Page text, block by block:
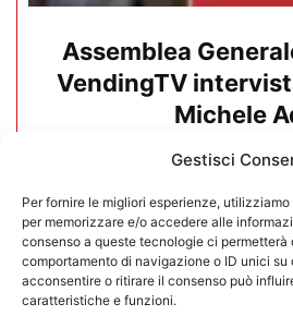
Gestisci
Per fornire le migliori esperienze,
per memorizzare e/o accedere alle
consenso a queste tecnologie ci permetterà
comportamento di navigazione o ID unici su
acconsentire o ritirare il consenso può
caratteristiche e funzioni.
Assemblea
VendingTV
Michele
19/06/2026